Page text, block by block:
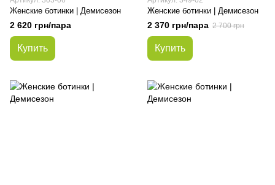
Женские ботинки | Демисезон
2 620 грн/пара
Купить
Женские ботинки | Демисезон
2 370 грн/пара 2 700 грн
Купить